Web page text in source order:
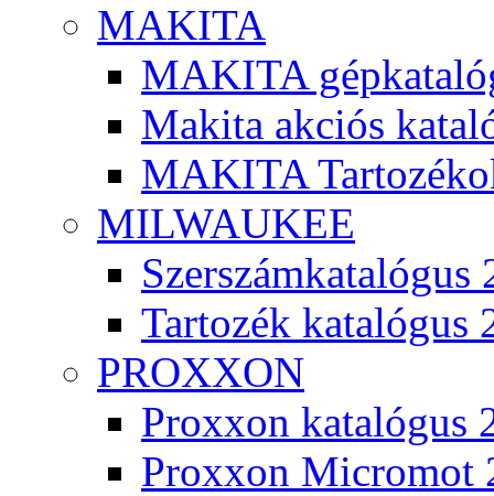
MAKITA
MAKITA
Makita akciós
MAKITA
MILWAUKEE
Szerszámkatalógus
Tartozék katalógus
PROXXON
Proxxon katalógus
Proxxon Micromot